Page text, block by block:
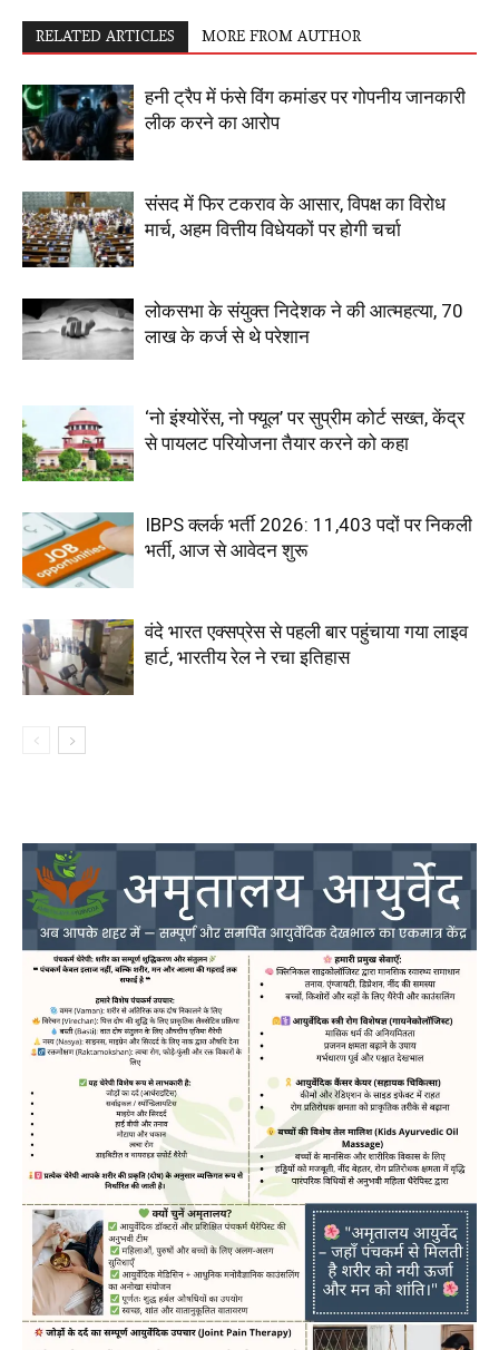
RELATED ARTICLES MORE FROM AUTHOR
हनी ट्रैप में फंसे विंग कमांडर पर गोपनीय जानकारी
लीक करने का आरोप
संसद में फिर टकराव के आसार, विपक्ष का विरोध
मार्च, अहम वित्तीय विधेयकों पर होगी चर्चा
लोकसभा के संयुक्त निदेशक ने की आत्महत्या, 70
लाख के कर्ज से थे परेशान
‘नो इंश्योरेंस, नो फ्यूल’ पर सुप्रीम कोर्ट सख्त, केंद्र
से पायलट परियोजना तैयार करने को कहा
IBPS क्लर्क भर्ती 2026: 11,403 पदों पर निकली
भर्ती, आज से आवेदन शुरू
वंदे भारत एक्सप्रेस से पहली बार पहुंचाया गया लाइव
हार्ट, भारतीय रेल ने रचा इतिहास